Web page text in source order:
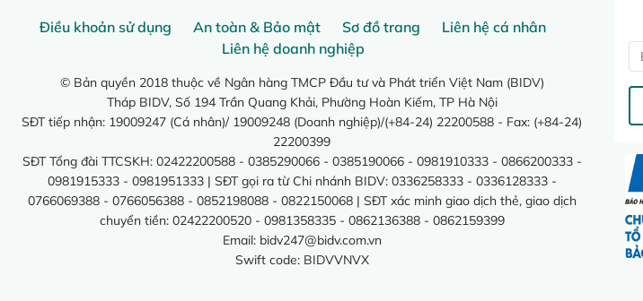
Điều khoản sử dụng An toàn & Bảo mật Sơ đồ trang
Liên hệ cá nhân
Liên hệ doanh nghiệp
© Bản quyền 2018 thuộc về Ngân hàng TMCP Đầu tư và Phát triển Việt Nam (BIDV)
Tháp BIDV, Số 194 Trần Quang Khải, Phường Hoàn Kiếm, TP Hà Nội
SĐT tiếp nhận: 19009247 (Cá nhân)/ 19009248 (Doanh nghiệp)/(+84-24) 22200588 - Fax: (+84-24)
22200399
SĐT Tổng đài TTCSKH: 02422200588 - 0385290066 - 0385190066 - 0981910333 - 0866200333 -
0981915333 - 0981951333 | SĐT gọi ra từ Chi nhánh BIDV: 0336258333 - 0336128333 -
0766069388 - 0766056388 - 0852198088 - 0822150068 | SĐT xác minh giao dịch thẻ, giao dịch
chuyển tiền: 02422200520 - 0981358335 - 0862136388 - 0862159399
Email: bidv247@bidv.com.vn
Swift code: BIDVVNVX